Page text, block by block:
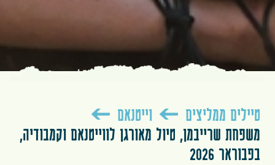
טיילים ממליצים
וייטנאם
משפחת שרייבמן, טיול מאורגן לווייטנאם וקמבודיה,
בפבוראר 2026